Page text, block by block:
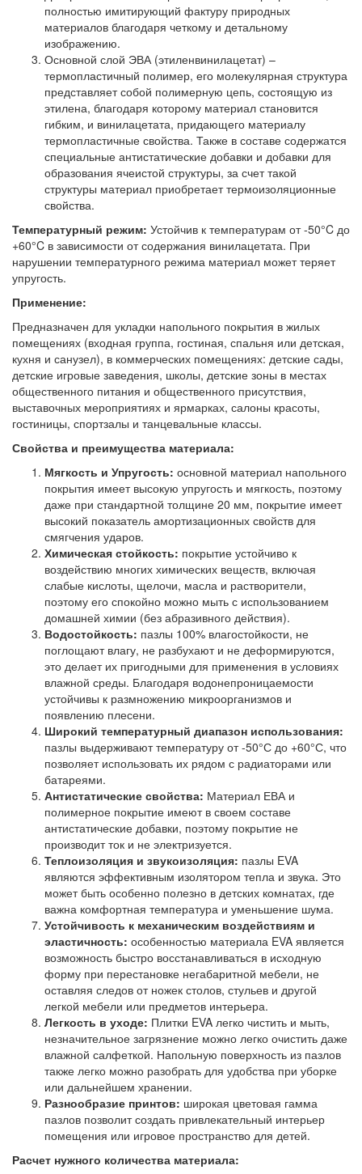
полностью имитирующий фактуру природных
материалов благодаря четкому и детальному
изображению.
Основной слой ЭВА (этиленвинилацетат) –
термопластичный полимер, его молекулярная структура
представляет собой полимерную цепь, состоящую из
этилена, благодаря которому материал становится
гибким, и винилацетата, придающего материалу
термопластичные свойства. Также в составе содержатся
специальные антистатические добавки и добавки для
образования ячеистой структуры, за счет такой
структуры материал приобретает термоизоляционные
свойства.
Температурный режим: Устойчив к температурам от -50°C до
+60°C в зависимости от содержания винилацетата. При
нарушении температурного режима материал может теряет
упругость.
Применение:
Предназначен для укладки напольного покрытия в жилых
помещениях (входная группа, гостиная, спальня или детская,
кухня и санузел), в коммерческих помещениях: детские сады,
детские игровые заведения, школы, детские зоны в местах
общественного питания и общественного присутствия,
выставочных мероприятиях и ярмарках, салоны красоты,
гостиницы, спортзалы и танцевальные классы.
Свойства и преимущества материала:
Мягкость и Упругость: основной материал напольного
покрытия имеет высокую упругость и мягкость, поэтому
даже при стандартной толщине 20 мм, покрытие имеет
высокий показатель амортизационных свойств для
смягчения ударов.
Химическая стойкость: покрытие устойчиво к
воздействию многих химических веществ, включая
слабые кислоты, щелочи, масла и растворители,
поэтому его спокойно можно мыть с использованием
домашней химии (без абразивного действия).
Водостойкость: пазлы 100% влагостойкости, не
поглощают влагу, не разбухают и не деформируются,
это делает их пригодными для применения в условиях
влажной среды. Благодаря водонепроницаемости
устойчивы к размножению микроорганизмов и
появлению плесени.
Широкий температурный диапазон использования:
пазлы выдерживают температуру от -50°С до +60°С, что
позволяет использовать их рядом с радиаторами или
батареями.
Антистатические свойства: Материал ЕВА и
полимерное покрытие имеют в своем составе
антистатические добавки, поэтому покрытие не
производит ток и не электризуется.
Теплоизоляция и звукоизоляция: пазлы EVA
являются эффективным изолятором тепла и звука. Это
может быть особенно полезно в детских комнатах, где
важна комфортная температура и уменьшение шума.
Устойчивость к механическим воздействиям и
эластичность: особенностью материала EVA является
возможность быстро восстанавливаться в исходную
форму при перестановке негабаритной мебели, не
оставляя следов от ножек столов, стульев и другой
легкой мебели или предметов интерьера.
Легкость в уходе: Плитки EVA легко чистить и мыть,
незначительное загрязнение можно легко очистить даже
влажной салфеткой. Напольную поверхность из пазлов
также легко можно разобрать для удобства при уборке
или дальнейшем хранении.
Разнообразие принтов: широкая цветовая гамма
пазлов позволит создать привлекательный интерьер
помещения или игровое пространство для детей.
Расчет нужного количества материала: